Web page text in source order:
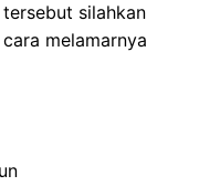
silahkan
melamarnya